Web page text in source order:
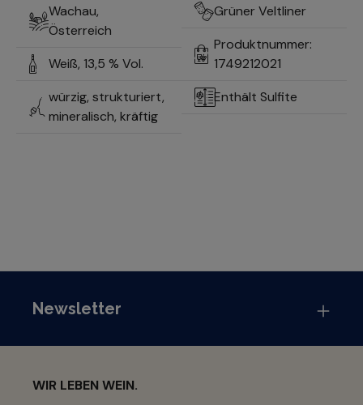
Wachau,
Österreich
Weiß, 13,5 % Vol.
würzig, strukturiert,
mineralisch, kräftig
Grüner Veltliner
Produktnummer:
1749212021
Enthält Sulfite
Newsletter
WIR LEBEN WEIN.